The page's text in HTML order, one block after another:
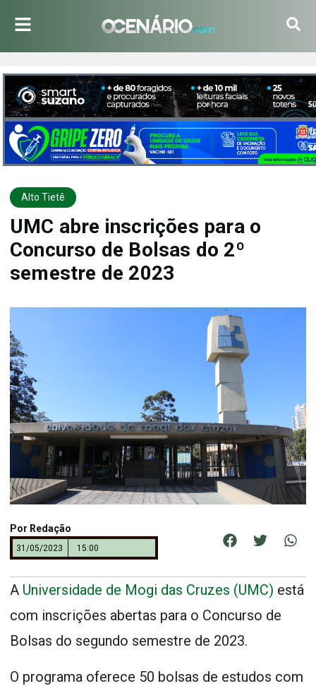
Alto Tietê
UMC abre inscrições para o
Concurso de Bolsas do 2º
semestre de 2023
Por Redação
31/05/2023 15:00
A Universidade de Mogi das Cruzes (UMC) está
com inscrições abertas para o Concurso de
Bolsas do segundo semestre de 2023.
O programa oferece 50 bolsas de estudos com